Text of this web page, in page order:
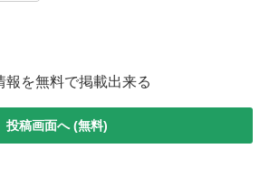
報を無料で掲載出来る
投稿画面へ (無料)